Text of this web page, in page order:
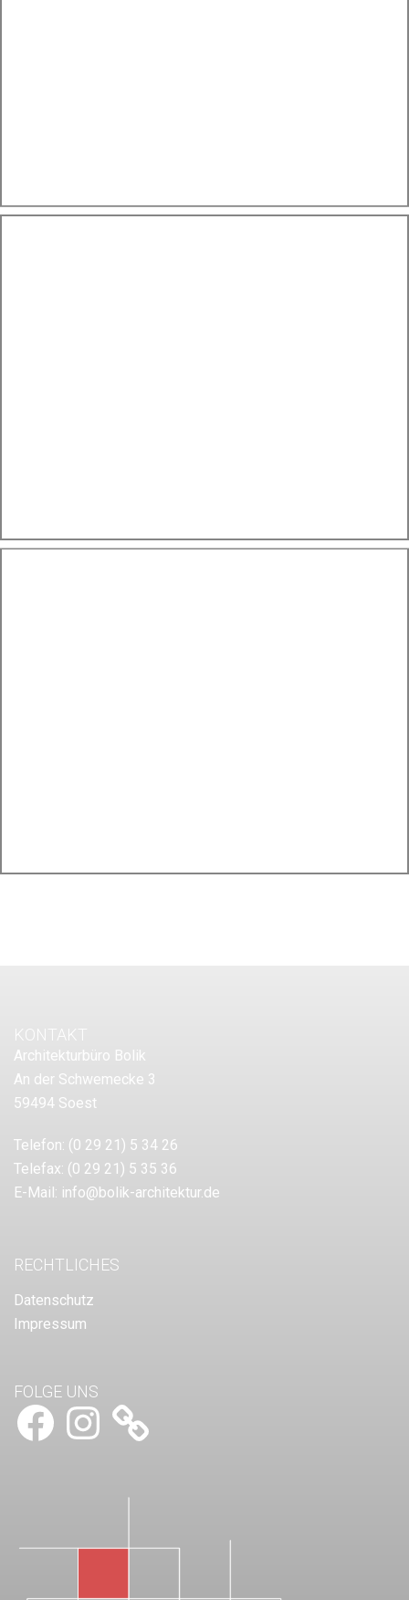
KONTAKT
Architekturbüro Bolik
An der Schwemecke 3
59494 Soest
Telefon: (0 29 21) 5 34 26
Telefax: (0 29 21) 5 35 36
E-Mail: info@bolik-architektur.de
RECHTLICHES
Datenschutz
Impressum
FOLGE UNS
FacebookInstagram